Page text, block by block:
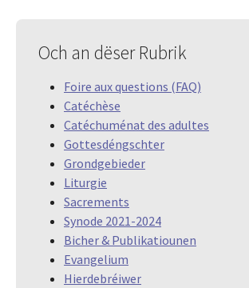
Och an dëser Rubrik
Foire aux questions (FAQ)
Catéchèse
Catéchuménat des adultes
Gottesdéngschter
Grondgebieder
Liturgie
Sacrements
Synode 2021-2024
Bicher & Publikatiounen
Evangelium
Hierdebréiwer